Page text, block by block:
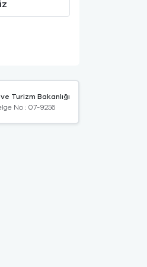
Turizm Bakanlığı
No : 07-9256